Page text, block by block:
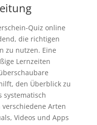
Quiz online
die richtigen
zu nutzen. Eine
Lernzeiten
den Überblick zu
systematisch
Arten
Videos und Apps